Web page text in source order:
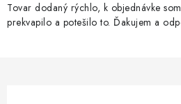
Tovar dodaný rýchlo, k objednávke
prekvapilo a potešilo to. Ďakujem a